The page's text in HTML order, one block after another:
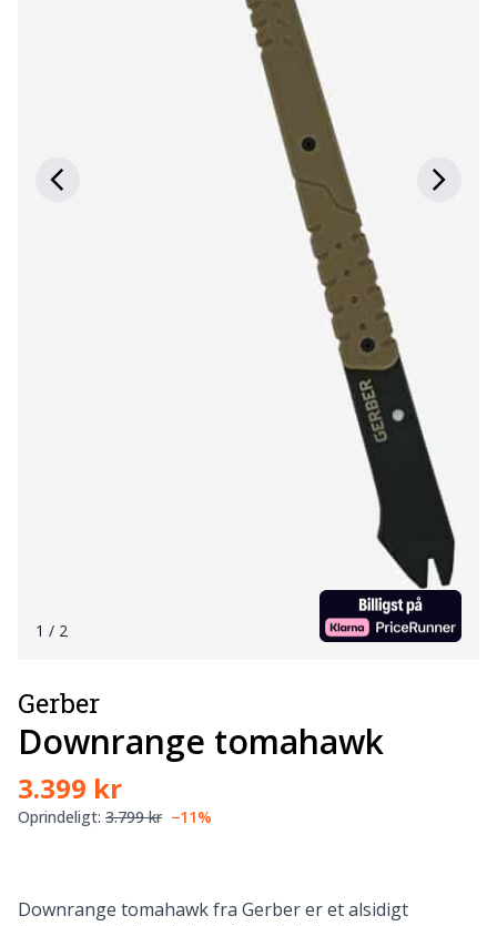
1 / 2
Gerber
Downrange tomahawk
3.399 kr
Oprindeligt: 3.799 kr −11%
Downrange tomahawk fra Gerber er et alsidigt